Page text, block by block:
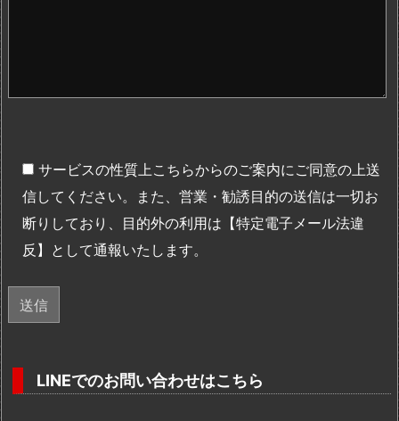
サービスの性質上こちらからのご案内にご同意の上送
信してください。また、営業・勧誘目的の送信は一切お
断りしており、目的外の利用は【特定電子メール法違
反】として通報いたします。
LINEでのお問い合わせはこちら